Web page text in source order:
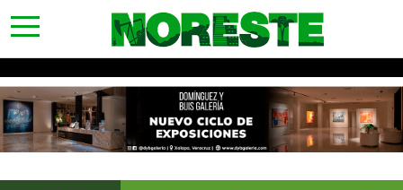
toggle
navigation